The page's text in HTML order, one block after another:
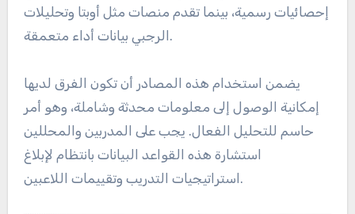
إحصائيات رسمية، بينما تقدم منصات مثل أوبتا وتحليلات
الرجبي بيانات أداء متعمقة.
يضمن استخدام هذه المصادر أن تكون الفرق لديها
إمكانية الوصول إلى معلومات محدثة وشاملة، وهو أمر
حاسم للتحليل الفعال. يجب على المدربين والمحللين
استشارة هذه القواعد البيانات بانتظام لإبلاغ
استراتيجيات التدريب وتقييمات اللاعبين.